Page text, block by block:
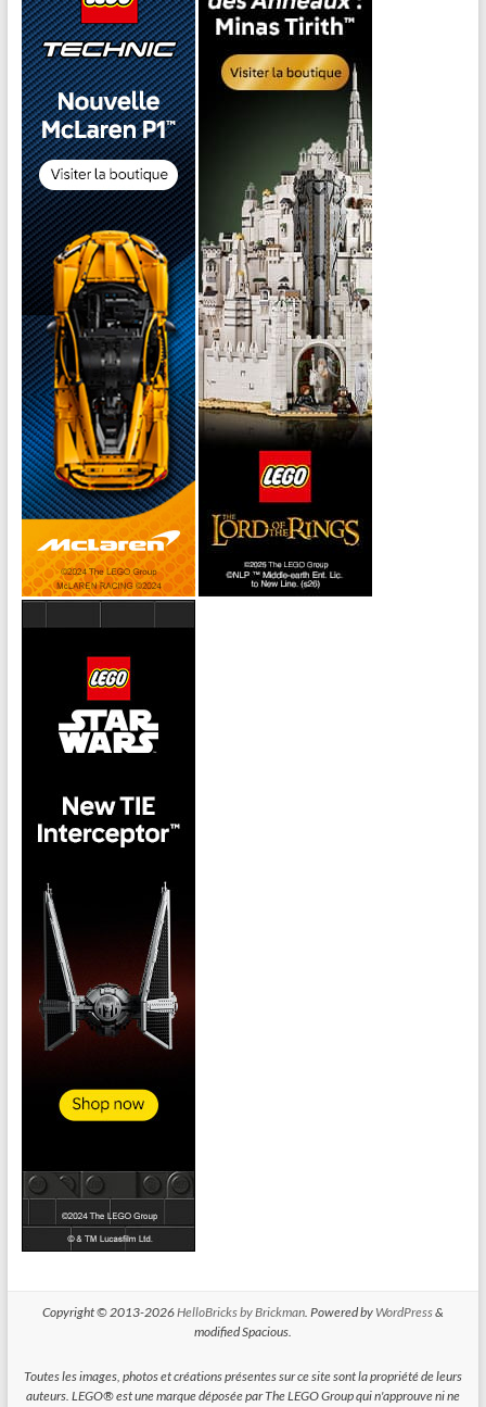
Copyright © 2013-2026HelloBricks by Brickman. Powered by WordPress&
modified Spacious.
Toutes les images, photos et créations présentes sur ce site sont la propriété de leurs
auteurs. LEGO® est une marque déposée par The LEGO Group qui n'approuve ni ne